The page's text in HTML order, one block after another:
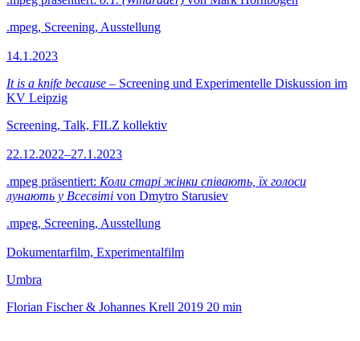
.mpeg, Screening, Ausstellung
14.1.2023
It is a knife because – Screening und Experimentelle Diskussion im
KV Leipzig
Screening, Talk, FILZ kollektiv
22.12.2022–27.1.2023
.mpeg präsentiert: Коли старі жінки співають, їх голоси
лунають у Всесвіті von Dmytro Starusiev
.mpeg, Screening, Ausstellung
Dokumentarfilm, Experimentalfilm
Umbra
Florian Fischer & Johannes Krell 2019 20 min